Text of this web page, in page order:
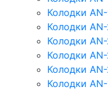
Колодки
Колодки
Колодки
Колодки
Колодки
Колодки